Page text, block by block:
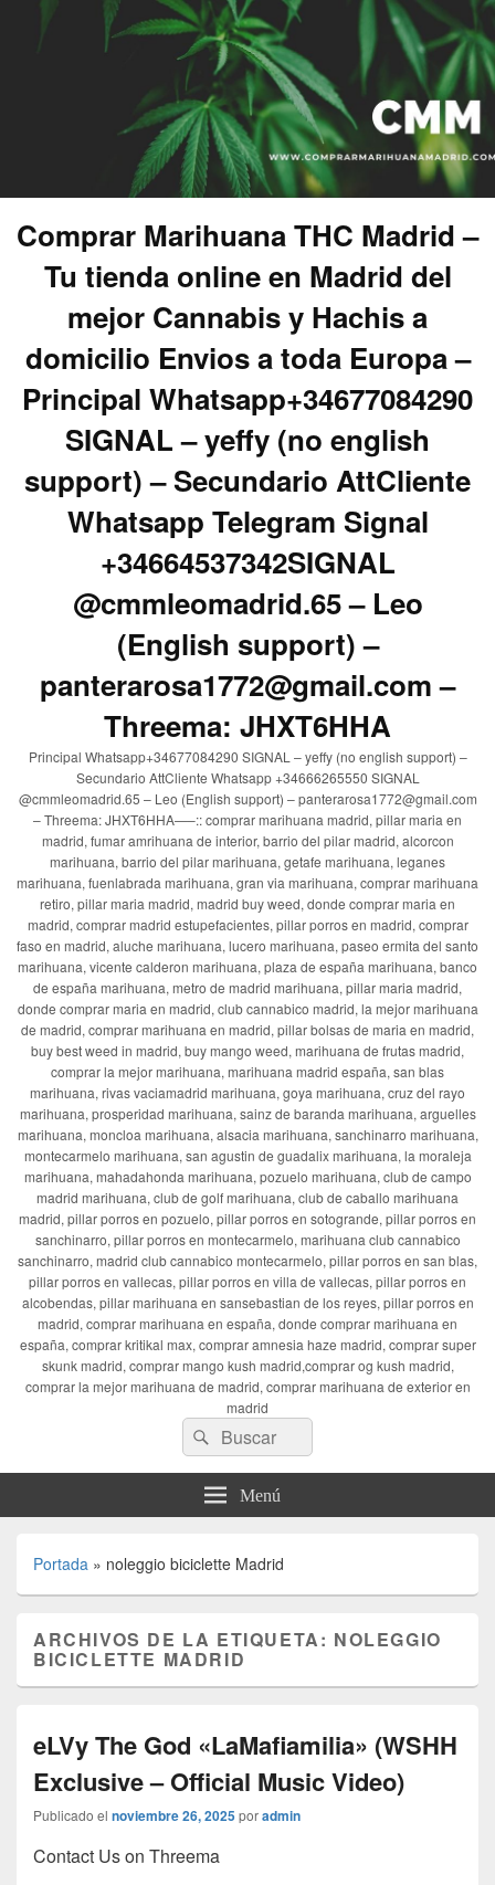
Comprar Marihuana THC Madrid –
Tu tienda online en Madrid del
mejor Cannabis y Hachis a
domicilio Envios a toda Europa –
Principal Whatsapp+34677084290
SIGNAL – yeffy (no english
support) – Secundario AttCliente
Whatsapp Telegram Signal
+34664537342SIGNAL
@cmmleomadrid.65 – Leo
(English support) –
panterarosa1772@gmail.com –
Threema: JHXT6HHA
Principal Whatsapp+34677084290 SIGNAL – yeffy (no english support) –
Secundario AttCliente Whatsapp +34666265550 SIGNAL
@cmmleomadrid.65 – Leo (English support) – panterarosa1772@gmail.com
– Threema: JHXT6HHA—–:: comprar marihuana madrid, pillar maria en
madrid, fumar amrihuana de interior, barrio del pilar madrid, alcorcon
marihuana, barrio del pilar marihuana, getafe marihuana, leganes
marihuana, fuenlabrada marihuana, gran via marihuana, comprar marihuana
retiro, pillar maria madrid, madrid buy weed, donde comprar maria en
madrid, comprar madrid estupefacientes, pillar porros en madrid, comprar
faso en madrid, aluche marihuana, lucero marihuana, paseo ermita del santo
marihuana, vicente calderon marihuana, plaza de españa marihuana, banco
de españa marihuana, metro de madrid marihuana, pillar maria madrid,
donde comprar maria en madrid, club cannabico madrid, la mejor marihuana
de madrid, comprar marihuana en madrid, pillar bolsas de maria en madrid,
buy best weed in madrid, buy mango weed, marihuana de frutas madrid,
comprar la mejor marihuana, marihuana madrid españa, san blas
marihuana, rivas vaciamadrid marihuana, goya marihuana, cruz del rayo
marihuana, prosperidad marihuana, sainz de baranda marihuana, arguelles
marihuana, moncloa marihuana, alsacia marihuana, sanchinarro marihuana,
montecarmelo marihuana, san agustin de guadalix marihuana, la moraleja
marihuana, mahadahonda marihuana, pozuelo marihuana, club de campo
madrid marihuana, club de golf marihuana, club de caballo marihuana
madrid, pillar porros en pozuelo, pillar porros en sotogrande, pillar porros en
sanchinarro, pillar porros en montecarmelo, marihuana club cannabico
sanchinarro, madrid club cannabico montecarmelo, pillar porros en san blas,
pillar porros en vallecas, pillar porros en villa de vallecas, pillar porros en
alcobendas, pillar marihuana en sansebastian de los reyes, pillar porros en
madrid, comprar marihuana en españa, donde comprar marihuana en
españa, comprar kritikal max, comprar amnesia haze madrid, comprar super
skunk madrid, comprar mango kush madrid,comprar og kush madrid,
comprar la mejor marihuana de madrid, comprar marihuana de exterior en
madrid
Buscar
por:
Buscar
Menú
Portada » noleggio biciclette Madrid
ARCHIVOS DE LA ETIQUETA: NOLEGGIO
BICICLETTE MADRID
eLVy The God «LaMafiamilia» (WSHH
Exclusive – Official Music Video)
Publicado el noviembre 26, 2025poradmin
Contact Us on Threema